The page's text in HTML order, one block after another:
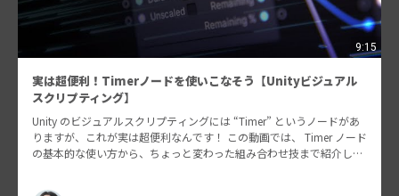
9:15
実は超便利！Timerノードを使いこなそう【Unityビジュアル
スクリプティング】
Unity のビジュアルスクリプティングには “Timer” というノードがあ
りますが、これが実は超便利なんです！ この動画では、 Timer ノード
の基本的な使い方から、ちょっと変わった組み合わせ技まで紹介しま